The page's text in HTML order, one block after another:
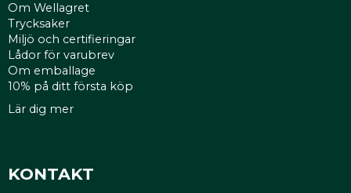
Om Wellagret
Trycksaker
Miljö och certifieringar
Lådor för varubrev
Om emballage
10% på ditt första köp
Lär dig mer
KONTAKT